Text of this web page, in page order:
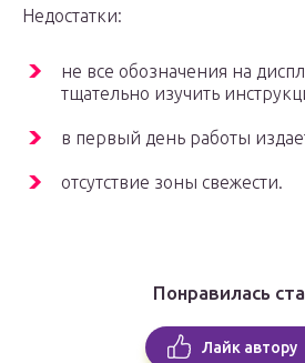
Недостатки:
не все обозначения на
тщательно изучить
в первый день работы
отсутствие зоны свежести.
Понравилась
Лайк автору